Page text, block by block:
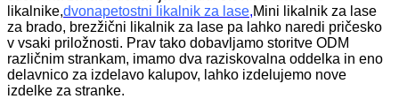
likalnike,dvonapetostni likalnik za lase,Mini likalnik za lase
za brado, brezžični likalnik za lase pa lahko naredi pričesko
v vsaki priložnosti. Prav tako dobavljamo storitve ODM
različnim strankam, imamo dva raziskovalna oddelka in eno
delavnico za izdelavo kalupov, lahko izdelujemo nove
izdelke za stranke.